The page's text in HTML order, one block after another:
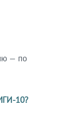
— по
10?